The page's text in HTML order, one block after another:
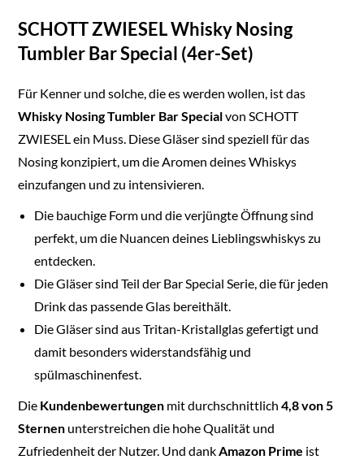
SCHOTT ZWIESEL Whisky Nosing
Tumbler Bar Special (4er-Set)
Für Kenner und solche, die es werden wollen, ist das
Whisky Nosing Tumbler Bar Specialvon SCHOTT
ZWIESEL ein Muss. Diese Gläser sind speziell für das
Nosing konzipiert, um die Aromen deines Whiskys
einzufangen und zu intensivieren.
Die bauchige Form und die verjüngte Öffnung sind
perfekt, um die Nuancen deines Lieblingswhiskys zu
entdecken.
Die Gläser sind Teil der Bar Special Serie, die für jeden
Drink das passende Glas bereithält.
Die Gläser sind aus Tritan-Kristallglas gefertigt und
damit besonders widerstandsfähig und
spülmaschinenfest.
Die Kundenbewertungen mit durchschnittlich4,8 von 5
Sternen unterstreichen die hohe Qualität und
Zufriedenheit der Nutzer. Und dank Amazon Prime ist